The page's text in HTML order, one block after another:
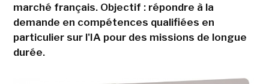
marché français. Objectif : répondre à la
demande en compétences qualifiées en
particulier sur l'IA pour des missions de longue
durée.